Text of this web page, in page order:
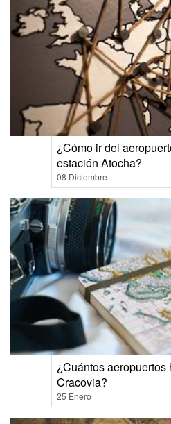
¿Cómo ir del
estación Atocha?
08 Diciembre
¿Cuántos aeropuertos
Cracovia?
25 Enero